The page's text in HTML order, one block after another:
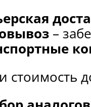
–
стоимость